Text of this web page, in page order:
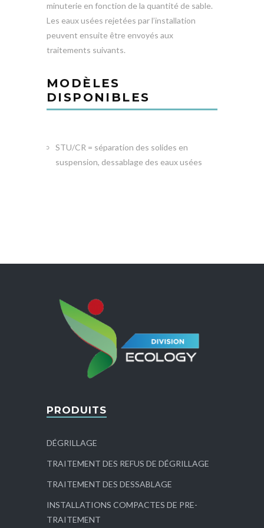
minuterie en fonction de la quantité de sable.
Les eaux usées rejetées par l’installation
peuvent ensuite être envoyés aux
traitements suivants.
MODÈLES
DISPONIBLES
STU/CR = séparation des solides en
suspension, dessablage des eaux usées
PRODUITS
DÉGRILLAGE
TRAITEMENT DES REFUS DE DÉGRILLAGE
TRAITEMENT DES DESSABLAGE
INSTALLATIONS COMPACTES DE PRE-
TRAITEMENT